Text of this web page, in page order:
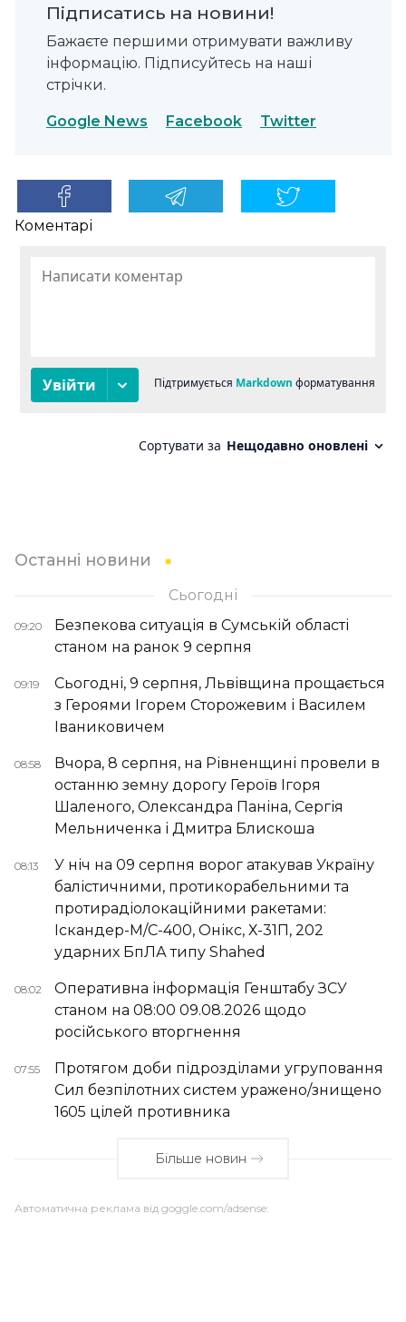
Підписатись на новини!
Бажаєте першими отримувати важливу
інформацію. Підписуйтесь на наші
стрічки.
Google News Facebook Twitter
Коментарі
Останні новини
Сьогодні
09:20
Безпекова ситуація в Сумській області
станом на ранок 9 серпня
09:19
Сьогодні, 9 серпня, Львівщина прощається
з Героями Ігорем Сторожевим і Василем
Іваниковичем
08:58
Вчора, 8 серпня, на Рівненщині провели в
останню земну дорогу Героїв Ігоря
Шаленого, Олександра Паніна, Сергія
Мельниченка і Дмитра Блискоша
08:13
У ніч на 09 серпня ворог атакував Україну
балістичними, протикорабельними та
протирадіолокаційними ракетами:
Іскандер-М/С-400, Онікс, Х-31П, 202
ударних БпЛА типу Shahed
08:02
Оперативна інформація Генштабу ЗСУ
станом на 08:00 09.08.2026 щодо
російського вторгнення
07:55
Протягом доби підрозділами угруповання
Сил безпілотних систем уражено/знищено
1605 цілей противника
Більше новин
Автоматична реклама від goggle.com/adsense: